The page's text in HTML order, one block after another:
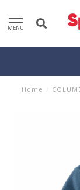
MENU
Home /